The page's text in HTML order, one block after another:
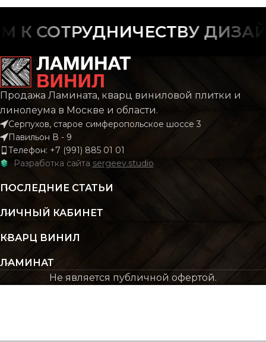
СОТРУДНИЧЕСТВУ
Продажа Ламината, кварц виниловой плитки и
линолеума в Москве и области.
Серпухов, старое симферопольское шоссе 3
Павильон В - 9
Телефон: +7 (991) 885 01 01
Разработка сайта sergeev.studio
ПОСЛЕДНИЕ СТАТЬИ
ЛИЧНЫЙ КАБИНЕТ
КВАРЦ ВИНИЛ
ЛАМИНАТ
Не является публичной офертой.